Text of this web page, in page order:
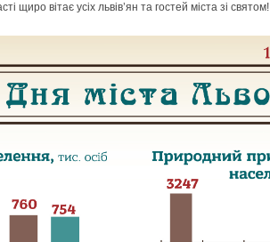
щиро вітає усіх львів’ян та гостей міста зі святом!